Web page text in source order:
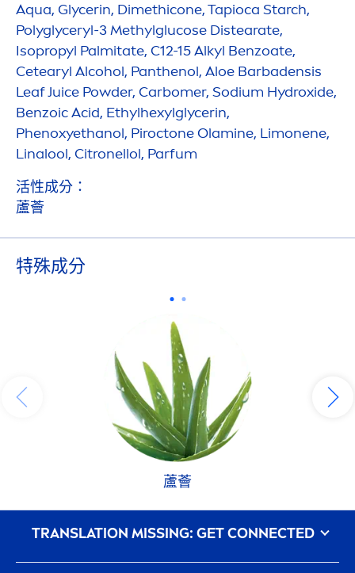
Aqua, Glycerin, Dimethicone, Tapioca Starch,
Polyglyceryl-3 Methylglucose Distearate,
Isopropyl Palmitate, C12-15 Alkyl Benzoate,
Cetearyl Alcohol, Panthenol, Aloe Barbadensis
Leaf Juice Powder, Carbomer, Sodium Hydroxide,
Benzoic Acid, Ethylhexylglycerin,
Phenoxyethanol, Piroctone Olamine, Limonene,
Linalool, Citronellol, Parfum
活性成分：
蘆薈
特殊成分
蘆薈
᠎TRANSLATION MISSING: GET CONNECTED